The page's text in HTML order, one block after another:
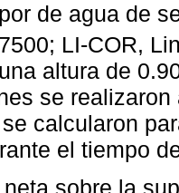
de agua de
LI-COR,
altura de
se
calcularon
el tiempo
sobre la